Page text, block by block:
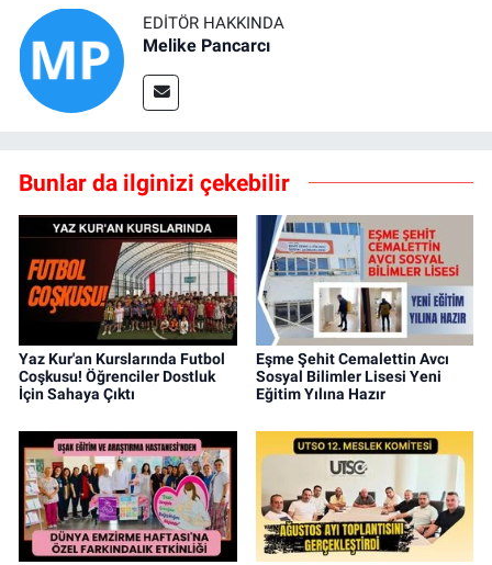
EDITÖR HAKKINDA
Melike Pancarcı
Bunlar da ilginizi çekebilir
Yaz Kur'an Kurslarında Futbol
Coşkusu! Öğrenciler Dostluk
İçin Sahaya Çıktı
Eşme Şehit Cemalettin Avcı
Sosyal Bilimler Lisesi Yeni
Eğitim Yılına Hazır